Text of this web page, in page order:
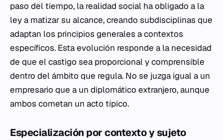
paso del tiempo, la realidad social ha obligado a la
ley a matizar su alcance, creando subdisciplinas que
adaptan los principios generales a contextos
específicos. Esta evolución responde a la necesidad
de que el castigo sea proporcional y comprensible
dentro del ámbito que regula. No se juzga igual a un
empresario que a un diplomático extranjero, aunque
ambos cometan un acto típico.
Especialización por contexto y sujeto